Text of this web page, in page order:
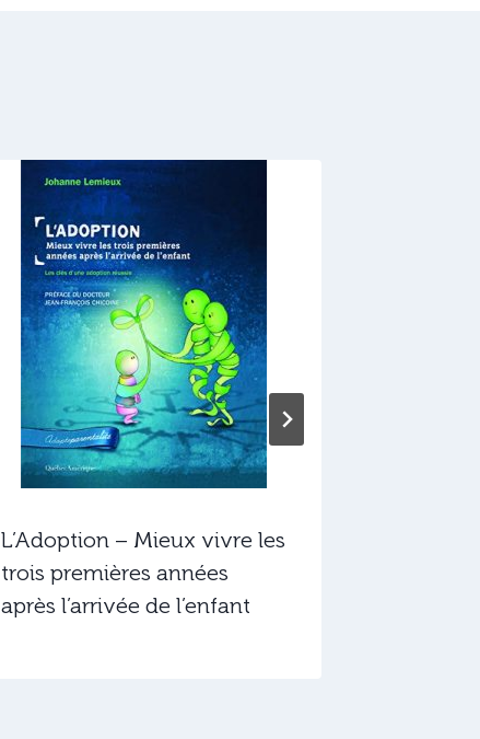
L’Adoption – Mieux vivre les
trois premières années
après l’arrivée de l’enfant